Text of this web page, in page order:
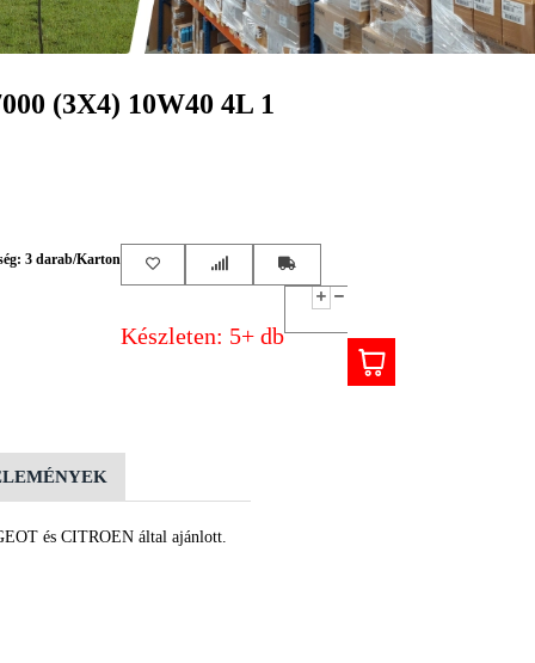
(3X4) 10W40 4L 1
3 darab/Karton
Készleten: 5+ db
és CITROEN által ajánlott.